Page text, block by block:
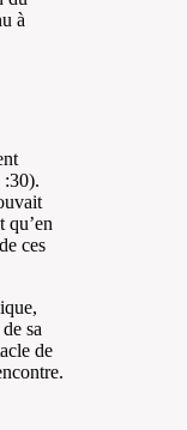
à
:30).
qu’en
ces
sa
de